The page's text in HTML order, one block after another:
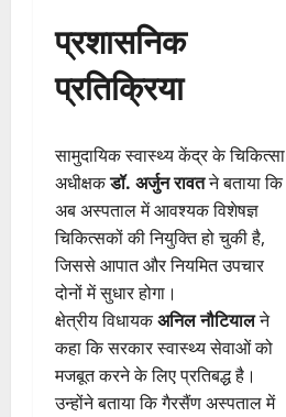
प्रशासनिक
प्रतिक्रिया
सामुदायिक स्वास्थ्य केंद्र के चिकित्सा
अधीक्षकडॉ. अर्जुन रावतने बताया कि
अब अस्पताल में आवश्यक विशेषज्ञ
चिकित्सकों की नियुक्ति हो चुकी है,
जिससे आपात और नियमित उपचार
दोनों में सुधार होगा।
क्षेत्रीय विधायकअनिल नौटियालने
कहा कि सरकार स्वास्थ्य सेवाओं को
मजबूत करने के लिए प्रतिबद्ध है।
उन्होंने बताया कि गैरसैंण अस्पताल में